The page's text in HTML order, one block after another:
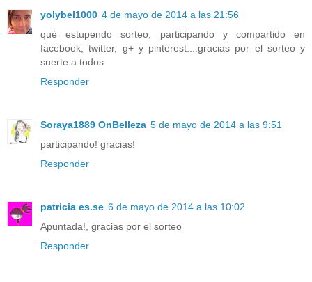
yolybel1000 4 de mayo de 2014 a las 21:56
qué estupendo sorteo, participando y compartido en
facebook, twitter, g+ y pinterest....gracias por el sorteo y
suerte a todos
Responder
Soraya1889 OnBelleza 5 de mayo de 2014 a las 9:51
participando! gracias!
Responder
patricia es.se 6 de mayo de 2014 a las 10:02
Apuntada!, gracias por el sorteo
Responder